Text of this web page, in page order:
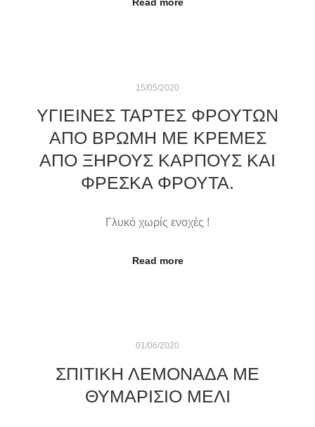
Read more
15/05/2020
ΥΓΙΕΙΝΈΣ ΤΆΡΤΕΣ ΦΡΟΎΤΩΝ
ΑΠΌ ΒΡΏΜΗ ΜΕ ΚΡΈΜΕΣ
ΑΠΌ ΞΗΡΟΎΣ ΚΑΡΠΟΎΣ ΚΑΙ
ΦΡΈΣΚΑ ΦΡΟΎΤΑ.
Γλυκό χωρίς ενοχές !
Read more
01/06/2020
ΣΠΙΤΙΚΉ ΛΕΜΟΝΆΔΑ ΜΕ
ΘΥΜΑΡΊΣΙΟ ΜΈΛΙ